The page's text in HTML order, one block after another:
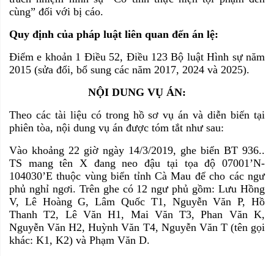
cùng” đối với bị cáo.
Quy định của pháp luật liên quan đến án lệ:
Điểm e khoản 1 Điều 52, Điều 123 Bộ luật Hình sự năm
2015 (sửa đổi, bổ sung các năm 2017, 2024 và 2025).
NỘI DUNG VỤ ÁN:
Theo các tài liệu có trong hồ sơ vụ án và diễn biến tại
phiên tòa, nội dung vụ án được tóm tắt như sau:
Vào khoảng 22 giờ ngày 14/3/2019, ghe biển BT 936..
TS mang tên X đang neo đậu tại tọa độ 07001’N-
104030’E thuộc vùng biển tỉnh Cà Mau để cho các ngư
phủ nghỉ ngơi. Trên ghe có 12 ngư phủ gồm: Lưu Hồng
V, Lê Hoàng G, Lâm Quốc T1, Nguyễn Văn P, Hồ
Thanh T2, Lê Văn H1, Mai Văn T3, Phan Văn K,
Nguyễn Văn H2, Huỳnh Văn T4, Nguyễn Văn T (tên gọi
khác: K1, K2) và Phạm Văn D.